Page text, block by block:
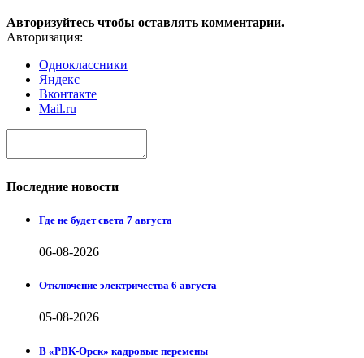
Авторизуйтесь чтобы оставлять комментарии.
Авторизация:
Одноклассники
Яндекс
Вконтакте
Mail.ru
Последние новости
Где не будет света 7 августа
06-08-2026
Отключение электричества 6 августа
05-08-2026
В «РВК-Орск» кадровые перемены